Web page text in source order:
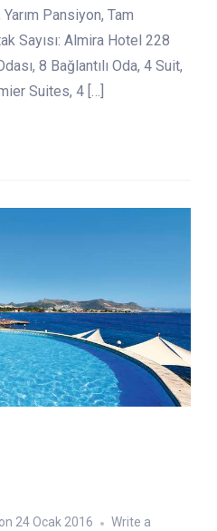
Pansiyon, Tam
Sayısı: Almira Hotel 228
8 Bağlantılı Oda, 4 Suit,
Suites, 4 […]
24 Ocak 2016
Write a